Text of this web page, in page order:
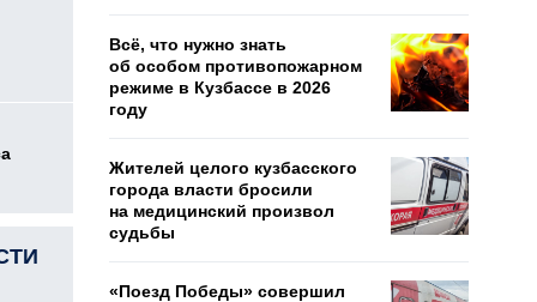
Всё, что нужно знать
об особом противопожарном
режиме в Кузбассе в 2026
году
Жителей целого кузбасского
города власти бросили
на медицинский произвол
судьбы
«Поезд Победы» совершил